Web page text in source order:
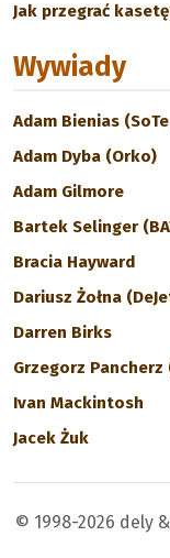
Jak przegrać
Wywiady
Adam Bienias
Adam Dyba (Orko)
Adam Gilmore
Bartek Selinger
Bracia Hayward
Dariusz Żołna
Darren Birks
Grzegorz Pancherz
Ivan Mackintosh
Jacek Żuk
© 1998-2026 dely